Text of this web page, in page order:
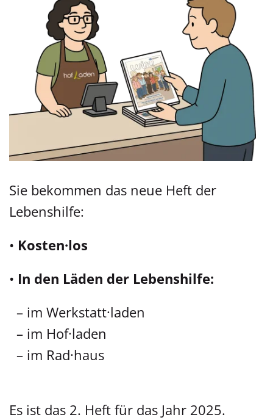
Sie bekommen das neue Heft der
Lebenshilfe:
• Kosten·los
• In den Läden der Lebenshilfe:
– im Werkstatt·laden
– im Hof·laden
– im Rad·haus
Es ist das 2. Heft für das Jahr 2025.